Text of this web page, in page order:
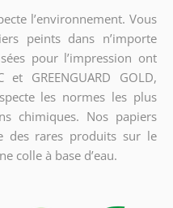
l’environnement. Vous
peints dans n’importe
pour l’impression ont
GREENGUARD GOLD,
les normes les plus
chimiques. Nos papiers
des rares produits sur le
colle à base d’eau.